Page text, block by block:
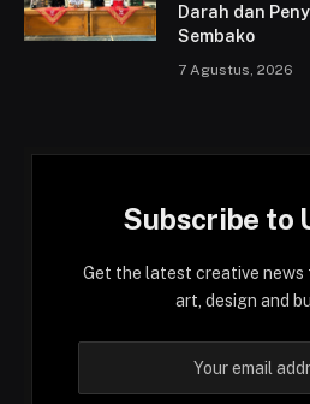
Darah dan
Sembako
7 Agustus, 2026
Subscribe to
Get the latest creative news
art, design and